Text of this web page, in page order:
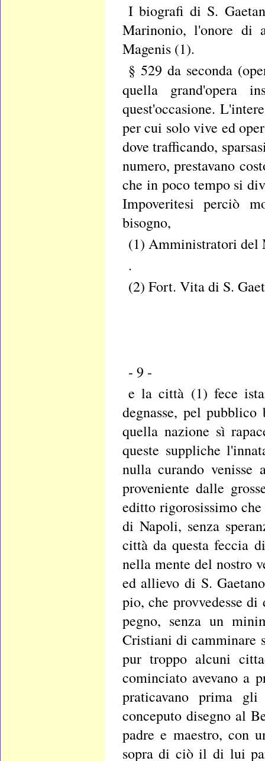
I biografi di S.
Marinonio, l'onore di
Magenis (1).
§ 529 da seconda
quella grand'opera
quest'occasione.
per cui solo vive ed
dove trafficando,
numero, prestavano
che in poco tempo si
Impoveritesi perciò
bisogno,
(1) Amministratori del
.
(2) Fort. Vita di S.
- 9 -
e la città (1) fece
degnasse, pel
quella nazione sì
queste suppliche
nulla curando venisse
proveniente dalle
editto rigorosissimo
di Napoli, senza
città da questa feccia
nella mente del nostro
ed allievo di S.
pio, che provvedesse
pegno, senza un
Cristiani di camminare
pur troppo alcuni
cominciato avevano a
praticavano prima
conceputo disegno al
padre e maestro, con
sopra di ciò il di lui